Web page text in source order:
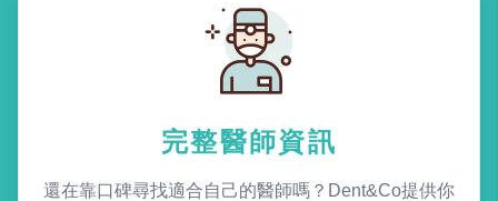
完整醫師資訊
還在靠口碑尋找適合自己的醫師嗎？Dent&Co提供你